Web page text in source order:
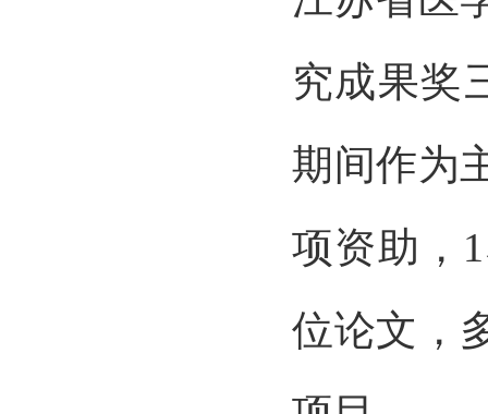
究成果奖
期间作为
项资助，
位论文，